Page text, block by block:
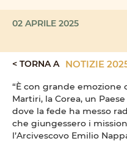
02 APRILE 2025
< TORNA A NOTIZIE
“È con grande emozione
Martiri, la Corea, un
dove la fede ha messo
che giungessero i
l’Arcivescovo Emilio